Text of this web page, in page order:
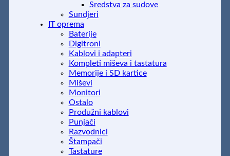
Sredstva za sudove
Sundjeri
IT oprema
Baterije
Digitroni
Kablovi i adapteri
Kompleti miševa i tastatura
Memorije i SD kartice
Miševi
Monitori
Ostalo
Produžni kablovi
Punjači
Razvodnici
Štampači
Tastature